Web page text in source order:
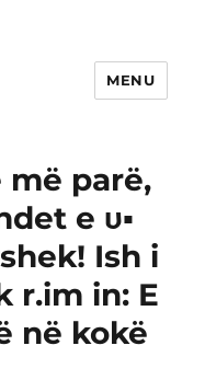
MENU
më parë,
e υ▪︎
Ish i
r.im in: E
në kokë